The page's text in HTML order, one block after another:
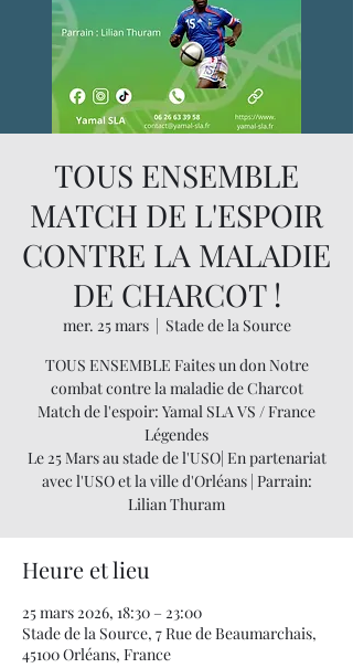
TOUS ENSEMBLE
MATCH DE L'ESPOIR
CONTRE LA MALADIE
DE CHARCOT !
mer. 25 mars
  |
Stade de la Source
TOUS ENSEMBLE Faites un don Notre
combat contre la maladie de Charcot
Match de l'espoir: Yamal SLA VS / France
Légendes
Le 25 Mars au stade de l'USO| En partenariat
avec l'USO et la ville d'Orléans | Parrain:
Lilian Thuram
Heure et lieu
25 mars 2026, 18:30 – 23:00
Stade de la Source, 7 Rue de Beaumarchais,
45100 Orléans, France